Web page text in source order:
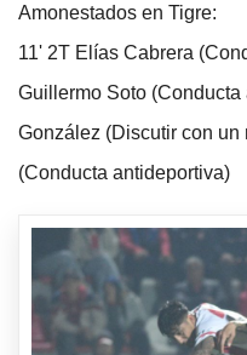
Amonestados en Tigre:
11' 2T Elías Cabrera
Guillermo Soto
González (Discutir con
(Conducta antideportiva)